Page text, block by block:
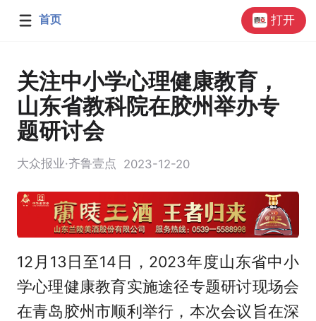
首页 打开
关注中小学心理健康教育，
山东省教科院在胶州举办专
题研讨会
大众报业·齐鲁壹点 2023-12-20
12月13日至14日，2023年度山东省中小
学心理健康教育实施途径专题研讨现场会
在青岛胶州市顺利举行，本次会议旨在深